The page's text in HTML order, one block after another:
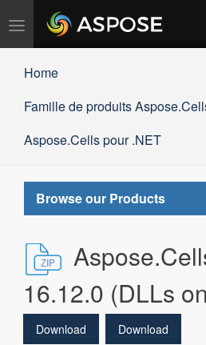
Basculer
Home
Famille de produits
Aspose.Cells pour .NET
Browse our Products
16.12.0 (DLLs
Download Download